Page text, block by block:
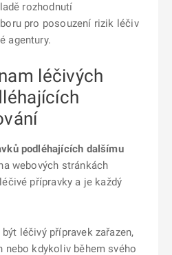
rozhodnutí
pro posouzení rizik léčiv
agentury.
léčivých
podléhajících dalšímu
webových stránkách
přípravky a je každý
léčivý přípravek zařazen,
nebo kdykoliv během svého